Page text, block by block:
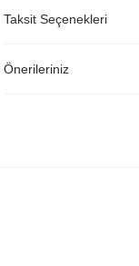
Taksit Seçenekleri
Önerileriniz